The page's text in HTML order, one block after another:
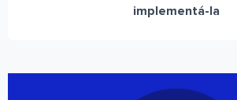
implementá-la